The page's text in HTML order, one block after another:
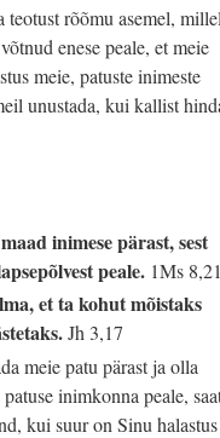
teotust rõõmu asemel,
enese peale, et meie
meie, patuste inimeste
unustada, kui kallist
inimese pärast, sest
peale. 1Ms
et ta kohut mõistaks
Jh 3,17
meie patu pärast ja olla
inimkonna peale,
kui suur on Sinu